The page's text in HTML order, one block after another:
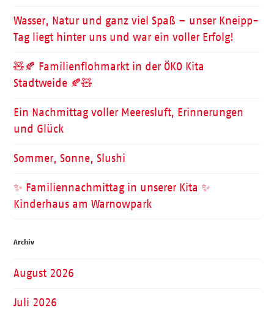
Wasser, Natur und ganz viel Spaß – unser Kneipp-
Tag liegt hinter uns und war ein voller Erfolg!
🧸🍂 Familienflohmarkt in der ÖKO Kita
Stadtweide 🍂🧸
Ein Nachmittag voller Meeresluft, Erinnerungen
und Glück
Sommer, Sonne, Slushi
✨ Familiennachmittag in unserer Kita ✨
Kinderhaus am Warnowpark
Archiv
August 2026
Juli 2026